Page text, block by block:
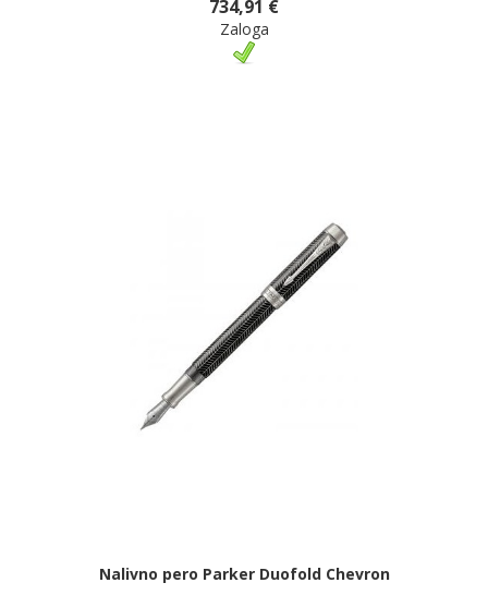
734,91 €
Zaloga
Nalivno pero Parker Duofold Chevron